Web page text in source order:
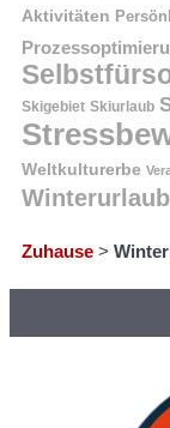
Aktivitäten
Skigebiet Skiurlaub
Weltkulturerbe
Winterurlaub
Zuhause >